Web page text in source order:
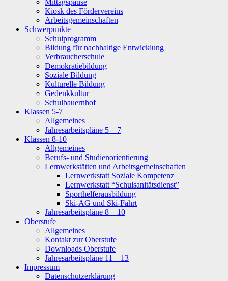
Mittagspause
Kiosk des Fördervereins
Arbeitsgemeinschaften
Schwerpunkte
Schulprogramm
Bildung für nachhaltige Entwicklung
Verbraucherschule
Demokratiebildung
Soziale Bildung
Kulturelle Bildung
Gedenkkultur
Schulbauernhof
Klassen 5-7
Allgemeines
Jahresarbeitspläne 5 – 7
Klassen 8-10
Allgemeines
Berufs- und Studienorientierung
Lernwerkstätten und Arbeitsgemeinschaften
Lernwerkstatt Soziale Kompetenz
Lernwerkstatt “Schulsanitätsdienst”
Sporthelferausbildung
Ski-AG und Ski-Fahrt
Jahresarbeitspläne 8 – 10
Oberstufe
Allgemeines
Kontakt zur Oberstufe
Downloads Oberstufe
Jahresarbeitspläne 11 – 13
Impressum
Datenschutzerklärung